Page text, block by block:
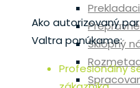
Sklopný
Ako autorizovaný
Valtra ponúkame:
Profesionálny